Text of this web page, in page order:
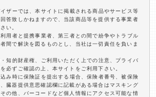
ザーでは、本サイトに掲載される商品やサービス等
答致しかねますので、当該商品等を提供する事業者
い。
用者と提携事業者、第三者との間で紛争やトラブル
間で解決を図るものとし、当社は一切責任を負いま
知的財産権、ご利用いただく上での注意、プライバ
必ずご確認の上、本サイトをご利用下さい。
み時に保険証を提出する場合、保険者番号、被保険
臓器提供意思確認欄に記載がある場合はマスキング
の他、バーコードなど個人情報にアクセス可能な情